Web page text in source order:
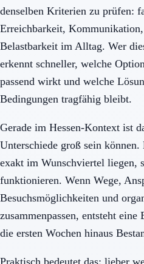
denselben Kriterien zu prüfen:
Erreichbarkeit,
Belastbarkeit im Alltag. Wer
erkennt schneller, welche
passend wirkt und welche
Bedingungen tragfähig bleibt.
Gerade im Hessen-Kontext ist
Unterschiede groß sein
exakt im Wunschviertel liegen,
funktionieren. Wenn Wege,
Besuchsmöglichkeiten und
zusammenpassen, entsteht
die ersten Wochen hinaus
Praktisch bedeutet das: lieber